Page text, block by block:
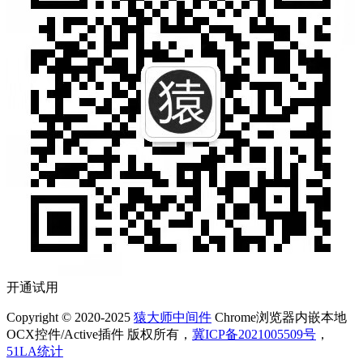
开通试用
Copyright © 2020-2025 猿大师中间件 Chrome浏览器内嵌本地
OCX控件/Active插件 版权所有， 冀ICP备2021005509号 ，
51LA统计